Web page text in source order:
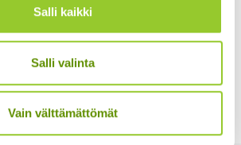
Salli kaikki
Salli valinta
Vain välttämättömät
Kiinanasteri Benary’s
Princess
(jättiläisprinsessa) 100
s.
4,90€ Sisältää arvonlisäveron